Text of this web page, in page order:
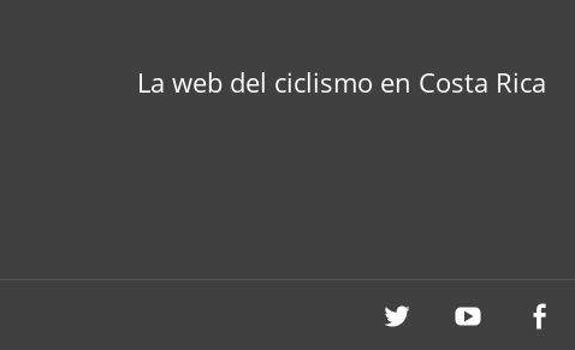
La web del ciclismo en Costa Rica